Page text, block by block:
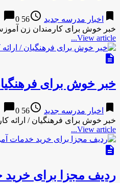
bookmark اخبار مدرسه جدید access_time
56 years ago
chat_bubble0
خبر خوش برای کارمندان زن
View article...
description
خبر خوش برای
bookmark اخبار مدرسه جدید access_time
56 years ago
chat_bubble0
خبر خوش برای فرهنگیان / ارائه
View article...
description
ردیف مجزا برای خرید خدمات